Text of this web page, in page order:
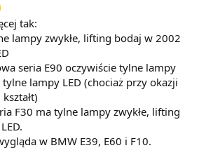
tak:
lampy zwykłe, lifting bodaj w 2002
seria E90 oczywiście tylne lampy
lampy LED (chociaż przy okazji
F30 ma tylne lampy zwykłe, lifting
w BMW E39, E60 i F10.